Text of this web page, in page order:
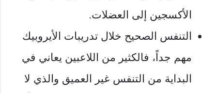
الأكسجين إلى العضلات.
التنفس الصحيح خلال تدريبات الأيروبيك
مهم جداً، فالكثير من اللاعبين يعاني في
البداية من التنفس غير العميق والذي لا